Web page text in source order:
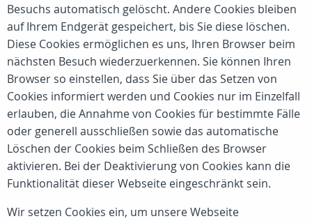
Besuchs automatisch gelöscht. Andere Cookies bleiben
auf Ihrem Endgerät gespeichert, bis Sie diese löschen.
Diese Cookies ermöglichen es uns, Ihren Browser beim
nächsten Besuch wiederzuerkennen. Sie können Ihren
Browser so einstellen, dass Sie über das Setzen von
Cookies informiert werden und Cookies nur im Einzelfall
erlauben, die Annahme von Cookies für bestimmte Fälle
oder generell ausschließen sowie das automatische
Löschen der Cookies beim Schließen des Browser
aktivieren. Bei der Deaktivierung von Cookies kann die
Funktionalität dieser Webseite eingeschränkt sein.
Wir setzen Cookies ein, um unsere Webseite